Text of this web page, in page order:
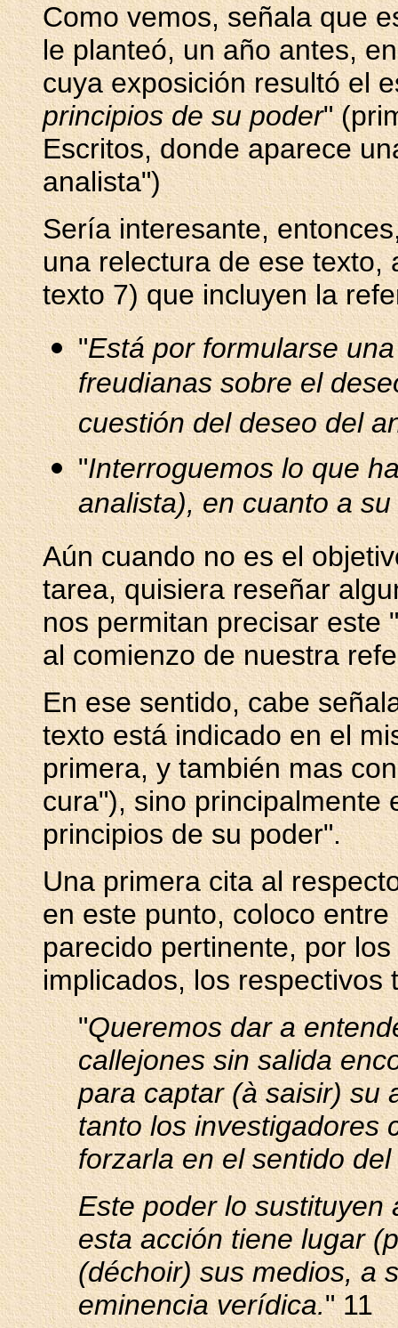
Como vemos, señala que
le planteó, un año antes,
cuya exposición resultó el
principios de su poder"
Escritos, donde aparece
analista")
Sería interesante,
una relectura de ese texto,
texto 7) que incluyen la
"Está por formularse
freudianas sobre el
cuestión del deseo del
"Interroguemos lo que
analista), en cuanto a
Aún cuando no es el
tarea, quisiera reseñar
nos permitan precisar este
al comienzo de nuestra
En ese sentido, cabe
texto está indicado en el
primera, y también mas
cura"), sino principalmente
principios de su poder".
Una primera cita al
en este punto, coloco
parecido pertinente, por
implicados, los respectivos
"Queremos dar a
callejones sin salida
para captar (à saisir) su
tanto los investigadores
forzarla en el sentido
Este poder lo sustituyen
esta acción tiene lugar
(déchoir) sus medios, a
eminencia verídica." 11